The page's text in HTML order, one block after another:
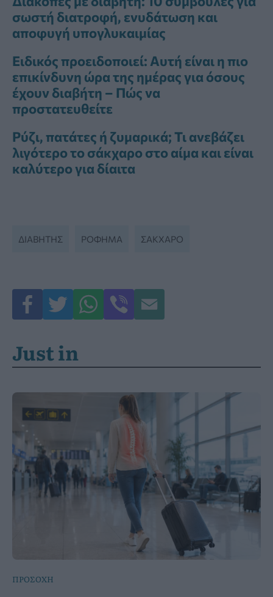
σωστή διατροφή, ενυδάτωση και
αποφυγή υπογλυκαιμίας
Ειδικός προειδοποιεί: Αυτή είναι η πιο
επικίνδυνη ώρα της ημέρας για όσους
έχουν διαβήτη – Πώς να
προστατευθείτε
Ρύζι, πατάτες ή ζυμαρικά; Τι ανεβάζει
λιγότερο το σάκχαρο στο αίμα και είναι
καλύτερο για δίαιτα
ΔΙΑΒΉΤΗΣ ΡΌΦΗΜΑ ΣΆΚΧΑΡΟ
Just in
ΠΡΟΣΟΧΗ